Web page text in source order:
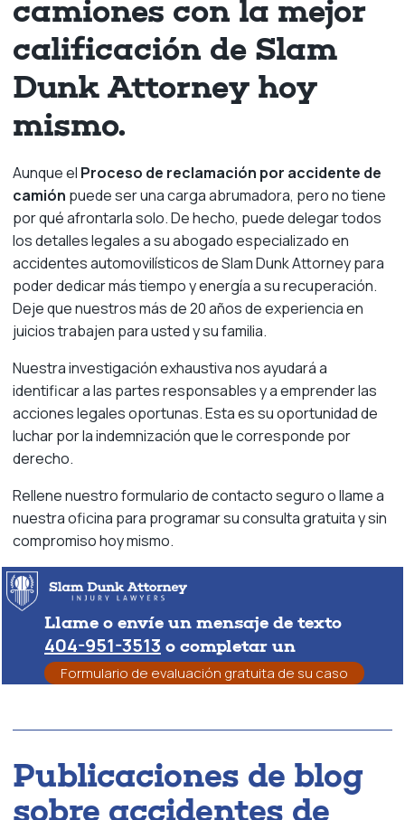
camiones con la mejor
calificación de Slam
Dunk Attorney hoy
mismo.
Aunque el Proceso de reclamación por accidente de
camión puede ser una carga abrumadora, pero no tiene
por qué afrontarla solo. De hecho, puede delegar todos
los detalles legales a su abogado especializado en
accidentes automovilísticos de Slam Dunk Attorney para
poder dedicar más tiempo y energía a su recuperación.
Deje que nuestros más de 20 años de experiencia en
juicios trabajen para usted y su familia.
Nuestra investigación exhaustiva nos ayudará a
identificar a las partes responsables y a emprender las
acciones legales oportunas. Esta es su oportunidad de
luchar por la indemnización que le corresponde por
derecho.
Rellene nuestro formulario de contacto seguro o llame a
nuestra oficina para programar su consulta gratuita y sin
compromiso hoy mismo.
Llame o envíe un mensaje de texto
404-951-3513 o completar un
Formulario de evaluación gratuita de su caso
Publicaciones de blog
sobre accidentes de